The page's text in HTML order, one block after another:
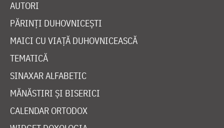
AUTORI
PĂRINȚI DUHOVNICEȘTI
MAICI CU VIAȚĂ DUHOVNICEASCĂ
TEMATICĂ
SINAXAR ALFABETIC
MĂNĂSTIRI ȘI BISERICI
CALENDAR ORTODOX